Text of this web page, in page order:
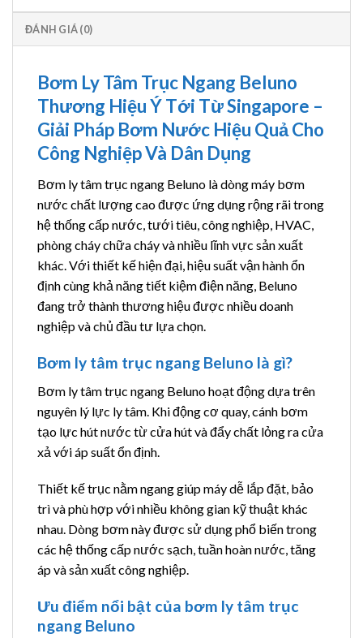
ĐÁNH GIÁ (0)
Bơm Ly Tâm Trục Ngang Beluno
Thương Hiệu Ý Tới Từ Singapore –
Giải Pháp Bơm Nước Hiệu Quả Cho
Công Nghiệp Và Dân Dụng
Bơm ly tâm trục ngang Beluno là dòng máy bơm
nước chất lượng cao được ứng dụng rộng rãi trong
hệ thống cấp nước, tưới tiêu, công nghiệp, HVAC,
phòng cháy chữa cháy và nhiều lĩnh vực sản xuất
khác. Với thiết kế hiện đại, hiệu suất vận hành ổn
định cùng khả năng tiết kiệm điện năng, Beluno
đang trở thành thương hiệu được nhiều doanh
nghiệp và chủ đầu tư lựa chọn.
Bơm ly tâm trục ngang Beluno là gì?
Bơm ly tâm trục ngang Beluno hoạt động dựa trên
nguyên lý lực ly tâm. Khi động cơ quay, cánh bơm
tạo lực hút nước từ cửa hút và đẩy chất lỏng ra cửa
xả với áp suất ổn định.
Thiết kế trục nằm ngang giúp máy dễ lắp đặt, bảo
trì và phù hợp với nhiều không gian kỹ thuật khác
nhau. Dòng bơm này được sử dụng phổ biến trong
các hệ thống cấp nước sạch, tuần hoàn nước, tăng
áp và sản xuất công nghiệp.
Ưu điểm nổi bật của bơm ly tâm trục
ngang Beluno